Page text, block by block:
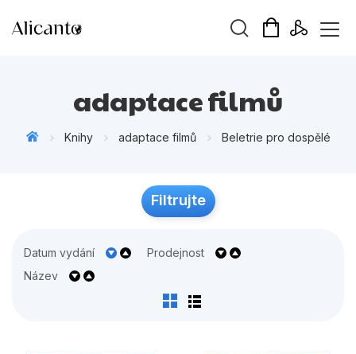
Tipy redakce
adaptace filmů
Knihy adaptace filmů Beletrie pro dospělé
Filtrujte
Datum vydání
Prodejnost
Název